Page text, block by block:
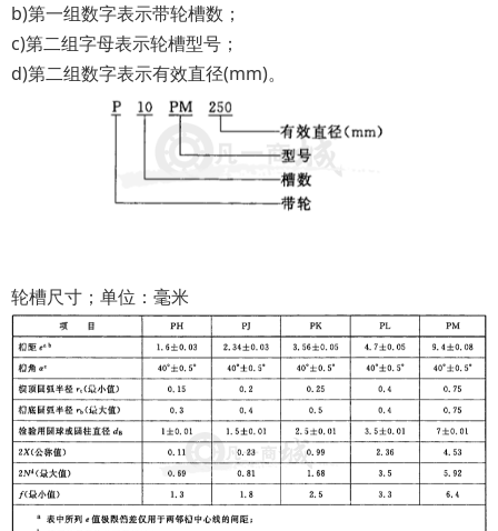
b)第一组数字表示带轮槽数；
c)第二组字母表示轮槽型号；
d)第二组数字表示有效直径(mm)。
轮槽尺寸；单位：毫米